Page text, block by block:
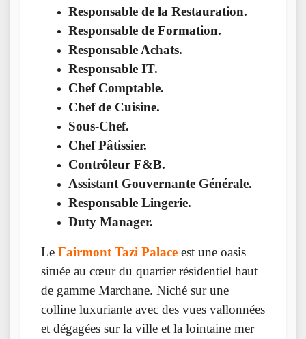
Responsable de la Restauration.
Responsable de Formation.
Responsable Achats.
Responsable IT.
Chef Comptable.
Chef de Cuisine.
Sous-Chef.
Chef Pâtissier.
Contrôleur F&B.
Assistant Gouvernante Générale.
Responsable Lingerie.
Duty Manager.
Le Fairmont Tazi Palace est une oasis
située au cœur du quartier résidentiel haut
de gamme Marchane. Niché sur une
colline luxuriante avec des vues vallonnées
et dégagées sur la ville et la lointaine mer